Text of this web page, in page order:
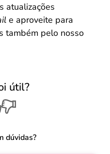
atualizações
e aproveite para
também pelo nosso
útil?
dúvidas?